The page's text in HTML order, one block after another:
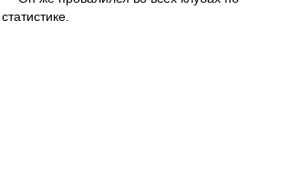
статистике.